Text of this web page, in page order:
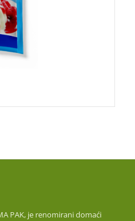
PAK, je renomirani domaći